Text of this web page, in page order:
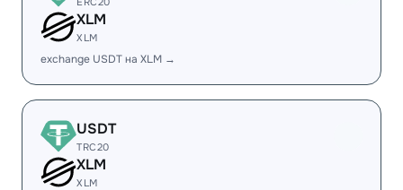
XLM
XLM
exchange USDT на XLM →
USDT
TRC20
XLM
XLM